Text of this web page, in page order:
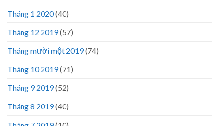
Tháng 1 2020(40)
Tháng 12 2019(57)
Tháng mười một 2019(74)
Tháng 10 2019(71)
Tháng 9 2019(52)
Tháng 8 2019(40)